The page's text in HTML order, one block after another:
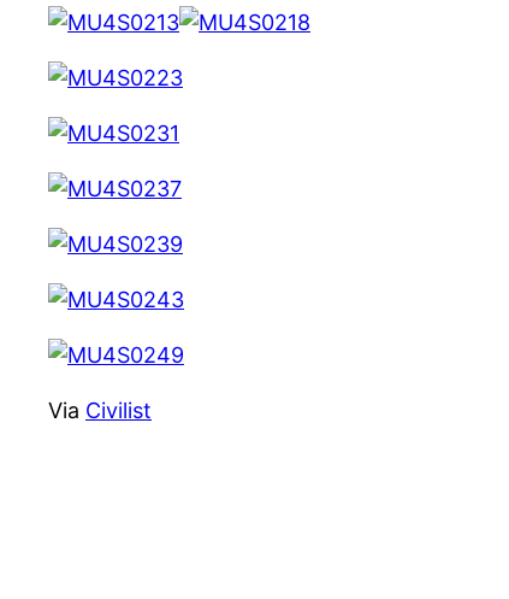
Via Civilist